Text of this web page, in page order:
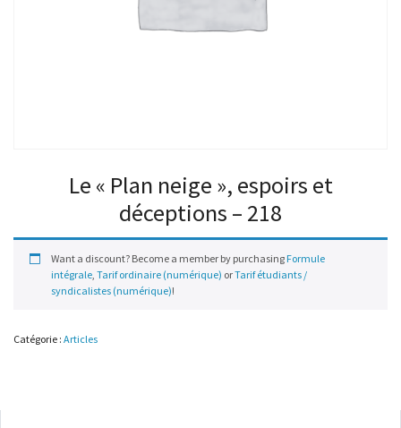
Le « Plan neige », espoirs et
déceptions – 218
Want a discount? Become a member by purchasing Formule
intégrale, Tarif ordinaire (numérique) orTarif étudiants /
syndicalistes (numérique)!
Catégorie : Articles